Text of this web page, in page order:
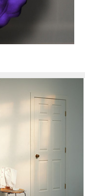
author/